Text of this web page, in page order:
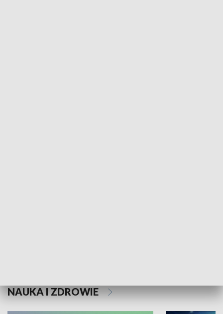
NAUKA I ZDROWIE